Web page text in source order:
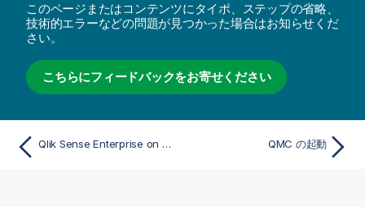
このページまたはコンテンツにタイポ、ステップの省略、
技術的エラーなどの問題が見つかった場合はお知らせくだ
さい。
こちらにフィードバックをお寄せください
Qlik Sense Enterprise on Windows の管理 QMC の起動